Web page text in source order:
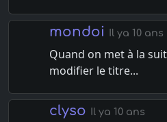
mondoi Il ya 10 ans
Quand on met à la
modifier le titre...
clyso Il ya 10 ans